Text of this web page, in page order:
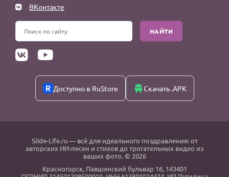
ВКонтакте
НАЙТИ
Доступно в RuStore Скачать .APK
Slide-Life.ru— всё для идеального поздравления: от
авторских ИИ-песен и стихов до трогательных видео из
ваших фото. © 2026
Красногорск, Павшинский бульвар 16, 143401